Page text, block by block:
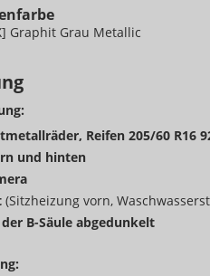
Graphit Grau Metallic
Reifen 205/60 R16
und hinten
(Sitzheizung vorn,
B-Säule abgedunkelt